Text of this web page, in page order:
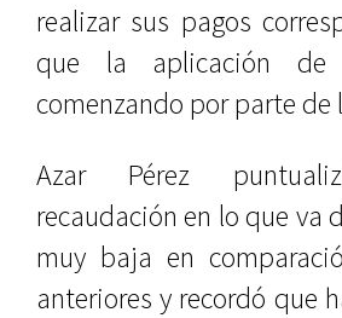
realizar sus pagos
que la aplicación de
comenzando por parte de
Azar Pérez
recaudación en lo que va
muy baja en
anteriores y recordó que